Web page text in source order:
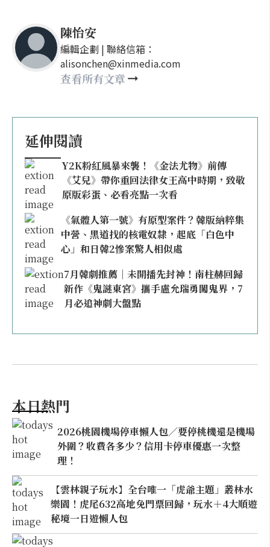
陳怡安
編輯企劃 | 聯絡信箱：
alisonchen@xinmedia.com
查看所有文章
延伸閱讀
Y2K粉紅風暴來襲！《金法尤物》前傳
《艾兒》帶你重回法律女王高中時期，致敬
原版彩蛋、必看亮點一次看
《氣體人第一號》有原型案件？韓版納粹集
中營、黑道找的核電奴隸，起底「白色中
心」和日韓2慘案驚人相似處
7月韓劇推薦｜未開播先封神！南柱赫回歸
新作《鬼謎東宮》攜手盧允瑞勇闖鬼界，7
月必追神劇大盤點
本日熱門
2026桃園機場停車懶人包／要停桃機還是機場
外圍？收費各多少？信用卡停車優惠一次整
理！
【雲林親子玩水】全台唯一「虎爺主題」叢林水
樂園！虎尾632高地免門票回歸，玩水＋4大順遊
秘境一日遊懶人包